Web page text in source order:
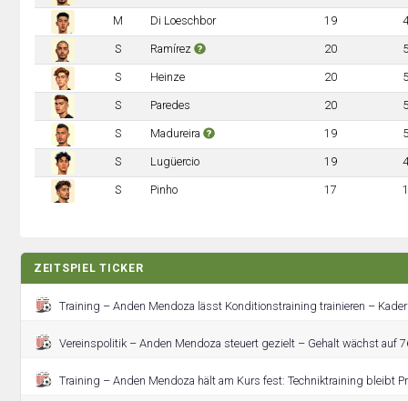
M Di Loeschbor 19 4
S Ramírez 20 5
S Heinze 20 5
S Paredes 20 5
S Madureira 19 5
S Lugüercio 19 4
S Pinho 17 1
ZEITSPIEL TICKER
Training – Anden Mendoza lässt Konditionstraining trainieren –
Vereinspolitik – Anden Mendoza steuert gezielt – Gehalt wächst auf
Training – Anden Mendoza hält am Kurs fest: Techniktraining bleibt